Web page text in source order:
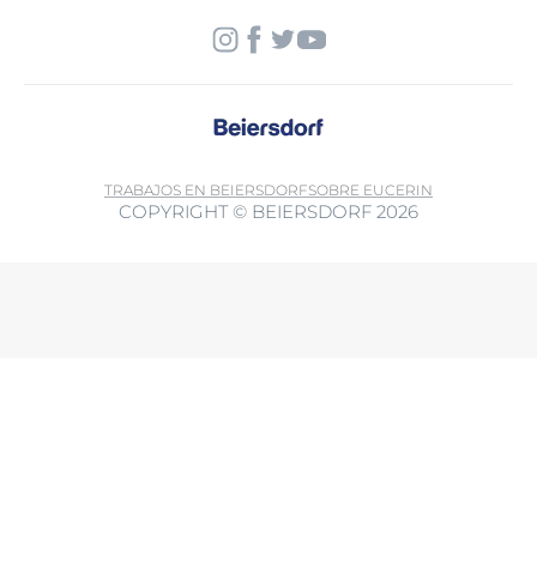
TRABAJOS EN BEIERSDORFSOBRE EUCERIN
COPYRIGHT © BEIERSDORF 2026